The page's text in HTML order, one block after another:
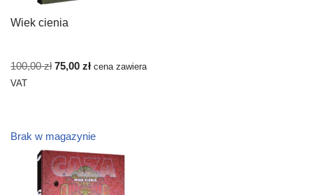
Wiek cienia
100,00zł 75,00 zł cena zawiera
VAT
Brak w magazynie